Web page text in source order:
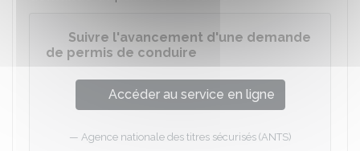
Suivre l'avancement d'une demande
de permis de conduire
Accéder au service en ligne
Agence nationale des titres sécurisés (ANTS)